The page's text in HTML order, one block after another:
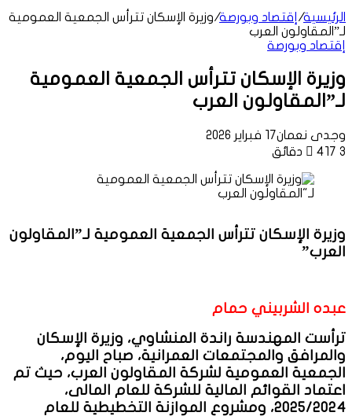
الرئيسية/ إقتصاد وبورصة/وزيرة الإسكان تترأس الجمعية العمومية
لـ”المقاولون العرب
إقتصاد وبورصة
وزيرة الإسكان تترأس الجمعية العمومية
لـ”المقاولون العرب
وجدى نعمان17 فبراير 2026
417 3 دقائق
وزيرة الإسكان تترأس الجمعية العمومية لـ”المقاولون
العرب”
عبده الشربيني حمام
ترأست المهندسة راندة المنشاوي، وزيرة الإسكان
والمرافق والمجتمعات العمرانية، صباح اليوم،
الجمعية العمومية لشركة المقاولون العرب، حيث تم
اعتماد القوائم المالية للشركة للعام المالى،
2025/2024، ومشروع الموازنة التخطيطية للعام